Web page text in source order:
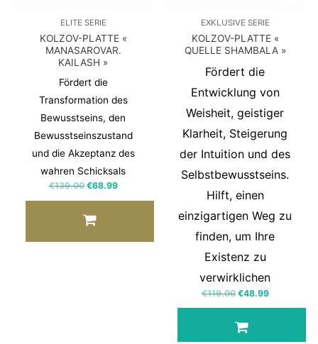
ELITE SERIE
KOLZOV-PLATTE «
MANASAROVAR.
KAILASH »
Fördert die
Transformation des
Bewusstseins, den
Bewusstseinszustand
und die Akzeptanz des
wahren Schicksals
€139.00 €68.99
EXKLUSIVE SERIE
KOLZOV-PLATTE «
QUELLE SHAMBALA »
Fördert die
Entwicklung von
Weisheit, geistiger
Klarheit, Steigerung
der Intuition und des
Selbstbewusstseins.
Hilft, einen
einzigartigen Weg zu
finden, um Ihre
Existenz zu
verwirklichen
€119.00 €48.99